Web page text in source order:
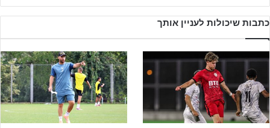
כתבות שיכולות לעניין אותך